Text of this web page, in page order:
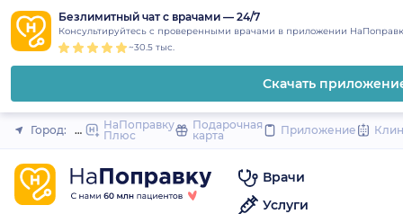
content
Безлимитный чат с врачами — 24/7
Консультируйтесь с проверенными врачами в приложении
~30.5 тыс.
Скачать
Закрыть
Город: ИшимНаПоправку
Плюс
Подарочная
карта
Приложение
Врачи
Услуги